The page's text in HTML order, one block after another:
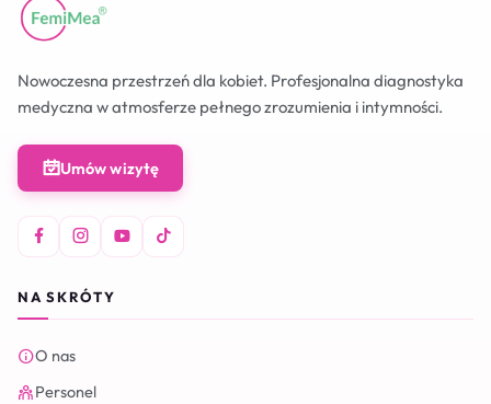
Nowoczesna przestrzeń dla kobiet. Profesjonalna diagnostyka
medyczna w atmosferze pełnego zrozumienia i intymności.
Umów wizytę
NA SKRÓTY
O nas
Personel